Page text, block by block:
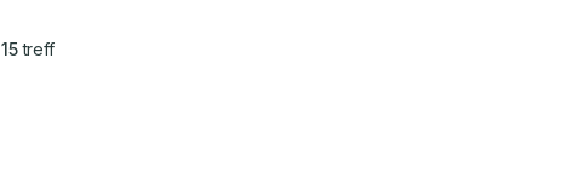
15treff